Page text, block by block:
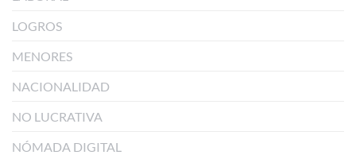
LOGROS
MENORES
NACIONALIDAD
NO LUCRATIVA
NÓMADA DIGITAL